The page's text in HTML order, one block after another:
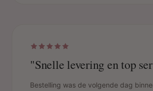
"Snelle levering en top
Bestelling was de volgende dag